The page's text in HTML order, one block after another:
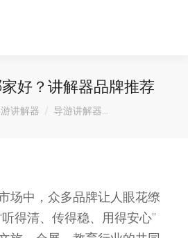
好？讲解器品牌推荐
：
讲解器 导游讲解器…
场中，众多品牌让人眼花缭
得清、传得稳、用得安心”